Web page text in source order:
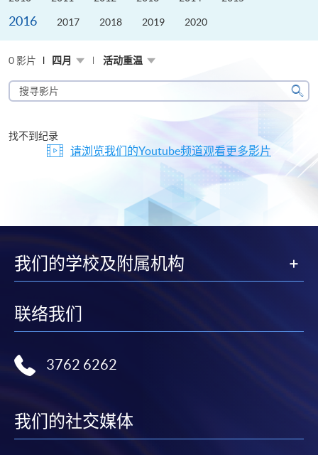
2016 2017 2018 2019 2020
0 影片 四月 活动重温
搜
寻
片
搜
找不到纪录
请浏览我们的Youtube频道观看更多影片
我们的学校及附属机构
联络我们
3762 6262
我们的社交媒体